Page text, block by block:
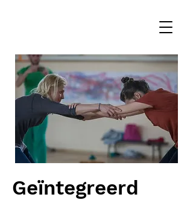
Geïntegreerd